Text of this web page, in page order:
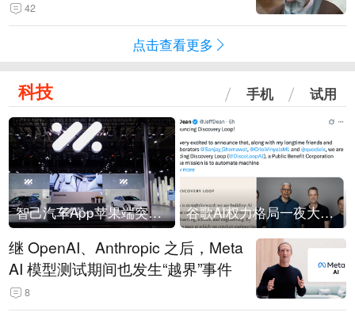
42
点击查看更多
科技 手机 试用
智己汽车App苹果端突然“下架” 谷歌AI权力格局一夜大洗牌
继 OpenAI、Anthropic 之后，Meta
AI 模型测试期间也发生“越界”事件
8